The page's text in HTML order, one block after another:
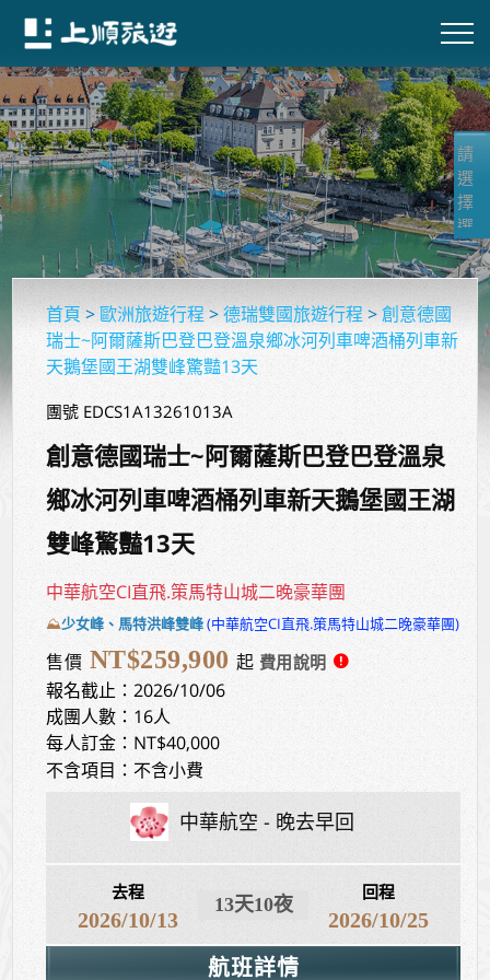
首頁 >歐洲旅遊行程 >德瑞雙國旅遊行程>創意德國
瑞士~阿爾薩斯巴登巴登溫泉鄉冰河列車啤酒桶列車新
天鵝堡國王湖雙峰驚豔13天
團號 EDCS1A13261013A
創意德國瑞士~阿爾薩斯巴登巴登溫泉
鄉冰河列車啤酒桶列車新天鵝堡國王湖
雙峰驚豔13天
中華航空CI直飛.策馬特山城二晚豪華團
⛰️少女峰、馬特洪峰雙峰(中華航空CI直飛.策馬特山城二晚豪華團)
售價 NT$259,900起
報名截止：2026/10/06
成團人數：16人
每人訂金：NT$40,000
不含項目：不含小費
中華航空 晚去早回
去程
2026/10/13
13天10夜
回程
2026/10/25
航班詳情